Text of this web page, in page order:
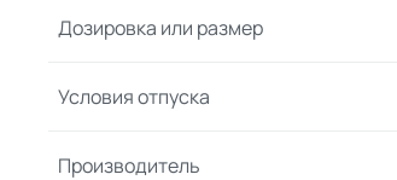
Дозировка или размер
Условия отпуска
Производитель